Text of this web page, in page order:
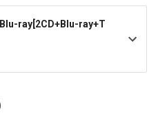
ray[2CD+Blu-ray+T